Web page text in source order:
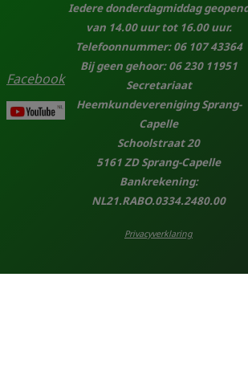
Facebook
Iedere donderdagmiddag
van 14.00 uur tot 16.00 uur.
Telefoonnummer: 06 107 43364
Bij geen gehoor: 06 230 11951
Secretariaat
Heemkundevereniging Sprang-
Capelle
Schoolstraat 20
5161 ZD Sprang-Capelle
Bankrekening:
NL21.RABO.0334.2480.00
Privacyverklaring